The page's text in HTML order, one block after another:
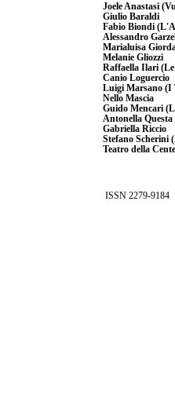
Joele Anastasi
Giulio Baraldi
Fabio Biondi
Alessandro
Marialuisa
Melanie Gliozzi
Raffaella Ilari
Canio Loguercio
Luigi Marsano (I
Nello Mascia
Guido Mencari
Antonella
Gabriella Riccio
Stefano Scherini
Teatro della
ISSN 2279-9184